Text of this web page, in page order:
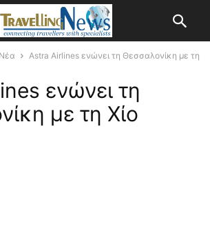
Astra Airlines ενώνει τη Θεσσαλονίκη με τη
ενώνει τη
με τη Χίο